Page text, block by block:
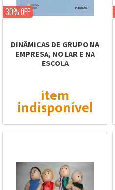
30% OFF
DINÂMICAS DE GRUPO NA
EMPRESA, NO LAR E NA
ESCOLA
item
indisponível